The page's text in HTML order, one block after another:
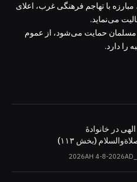
با تهاجم فرهنگی غرب، اعلای
می‌نماید.
مسلمان حمایت می‌شود، از عموم
را دارد.
در خانوادۀ
(بخش ۱۱۳)